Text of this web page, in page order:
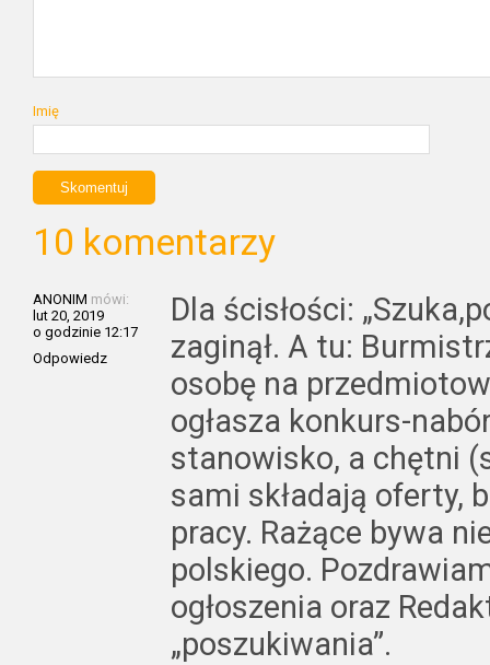
Imię
10 komentarzy
ANONIM mówi:
lut 20, 2019
o godzinie 12:17
Odpowiedz
Dla ścisłości:
zaginął. A tu:
osobę na
ogłasza konkurs-
stanowisko, a chętni
sami składają oferty,
pracy. Rażące bywa
polskiego.
ogłoszenia oraz
„poszukiwania”.